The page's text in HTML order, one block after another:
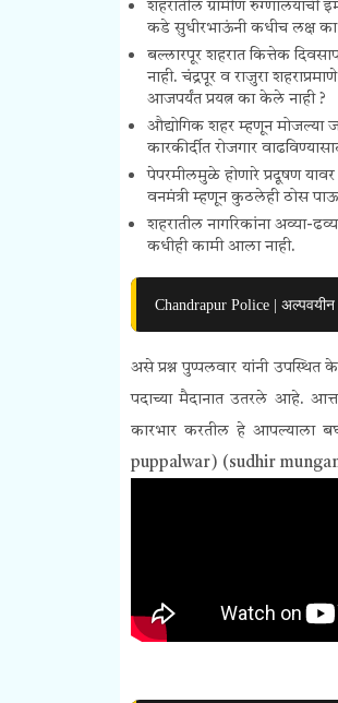
शहरातील ग्रामीण रुग्णालयाची
कडे सुधीरभाऊंनी कधीच लक्ष का
बल्लारपूर शहरात कित्तेक
नाही. चंद्रपूर व राजुरा
आजपर्यंत प्रयत्न का केले नाही ?
औद्योगिक शहर म्हणून मोजल्या
कारकीर्दीत रोजगार
पेपरमीलमुळे होणारे प्रदूषण
वनमंत्री म्हणून कुठलेही ठोस
शहरातील नागरिकांना अव्या-
कधीही कामी आला नाही.
Chandrapur Police | अल्पवयीन
असे प्रश्न पुप्पलवार यांनी
पदाच्या मैदानात उतरले आहे.
कारभार करतील हे आपल्याला
puppalwar) (sudhir